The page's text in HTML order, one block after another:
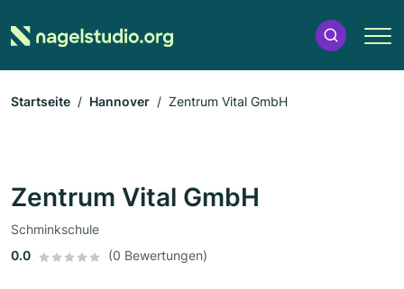
Startseite Hannover Zentrum Vital GmbH
Zentrum Vital GmbH
Schminkschule
0.0
(0 Bewertungen)